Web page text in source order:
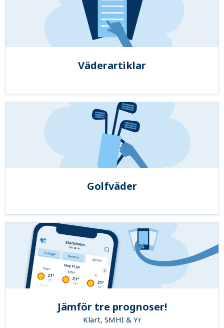
Väderartiklar
Golfväder
Jämför tre prognoser!
Klart, SMHI & Yr